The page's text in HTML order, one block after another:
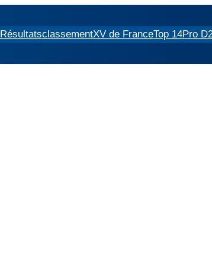
RésultatsclassementXV de FranceTop 14Pro